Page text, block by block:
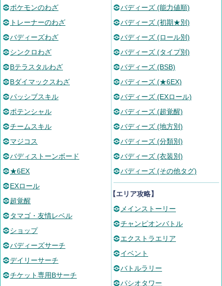
ポケモンのわざ
トレーナーのわざ
バディーズわざ
シンクロわざ
Bテラスタルわざ
Bダイマックスわざ
パッシブスキル
ポテンシャル
チームスキル
マジコス
バディストーンボード
★6EX
EXロール
超覚醒
タマゴ・友情レベル
ショップ
バディーズサーチ
デイリーサーチ
チケット専用Bサーチ
バディーズ (能力値順)
バディーズ (初期★別)
バディーズ (ロール別)
バディーズ (タイプ別)
バディーズ (BSB)
バディーズ (★6EX)
バディーズ (EXロール)
バディーズ (超覚醒)
バディーズ (地方別)
バディーズ (分類別)
バディーズ (衣装別)
バディーズ (その他タグ)
【エリア攻略】
メインストーリー
チャンピオンバトル
エクストラエリア
イベント
バトルラリー
パシオタワー